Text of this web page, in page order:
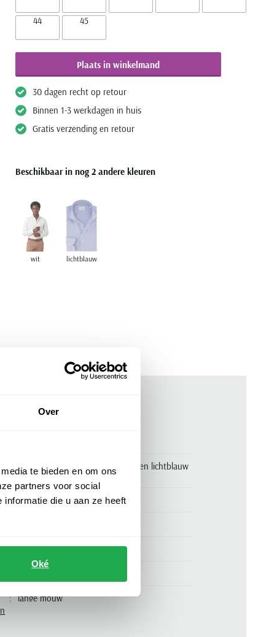
Over
te bieden en om ons
partners voor social
die u aan ze heeft
Oké
44 45
Plaats in winkelmand
30 dagen recht op retour
Binnen 1-3 werkdagen in huis
Gratis verzending en retour
Beschikbaar in nog 2 andere kleuren
wit lichtblauw
Xacus tailored fit overhemd katoen lichtblauw
cutaway boord
Xacus
slim fit
lange mouw